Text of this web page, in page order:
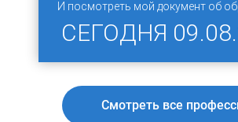
И посмотреть мой документ об
СЕГОДНЯ
Смотреть все